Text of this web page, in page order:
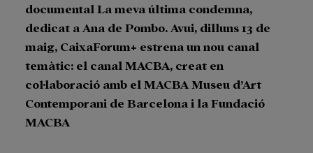
documental La meva última condemna,
dedicat a Ana de Pombo. Avui, dilluns 13 de
maig, CaixaForum+ estrena un nou canal
temàtic: el canal MACBA, creat en
col·laboració amb el MACBA Museu d’Art
Contemporani de Barcelona i la Fundació
MACBA